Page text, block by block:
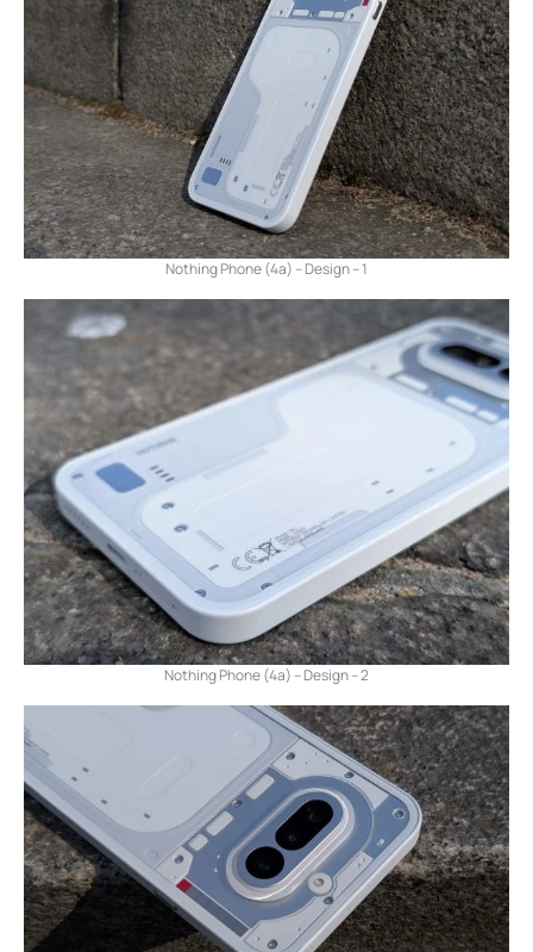
Nothing Phone (4a) – Design – 1
Nothing Phone (4a) – Design – 2